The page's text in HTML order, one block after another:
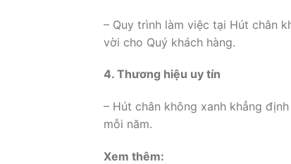
– Quy trình làm việc tại Hút chân
vời cho Quý khách hàng.
4. Thương hiệu uy tín
– Hút chân không xanh khẳng
mỗi năm.
Xem thêm: